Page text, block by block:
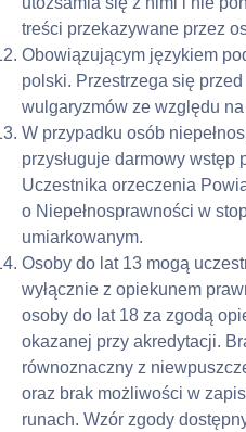
treści przekazywane przez
Obowiązującym językiem
polski. Przestrzega się
wulgaryzmów ze względu
W przypadku osób
przysługuje darmowy wstęp
Uczestnika orzeczenia
o Niepełnosprawności w
umiarkowanym.
Osoby do lat 13 mogą
wyłącznie z opiekunem
osoby do lat 18 za zgodą
okazanej przy akredytacji.
równoznaczny z
oraz brak możliwości w
runach. Wzór zgody